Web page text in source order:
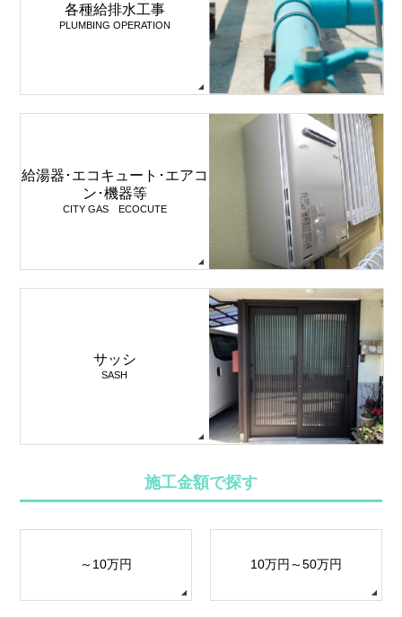
各種給排水工事
PLUMBING OPERATION
給湯器･エコキュート･エアコ
ン･機器等
CITY GAS ECOCUTE
サッシ
SASH
施工金額で探す
～10万円 10万円～50万円